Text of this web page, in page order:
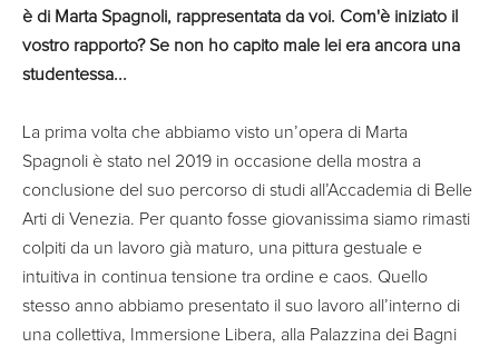
è di Marta Spagnoli, rappresentata da voi. Com'è iniziato il
vostro rapporto? Se non ho capito male lei era ancora una
studentessa...
La prima volta che abbiamo visto un’opera di Marta
Spagnoli è stato nel 2019 in occasione della mostra a
conclusione del suo percorso di studi all’Accademia di Belle
Arti di Venezia. Per quanto fosse giovanissima siamo rimasti
colpiti da un lavoro già maturo, una pittura gestuale e
intuitiva in continua tensione tra ordine e caos. Quello
stesso anno abbiamo presentato il suo lavoro all’interno di
una collettiva, Immersione Libera, alla Palazzina dei Bagni